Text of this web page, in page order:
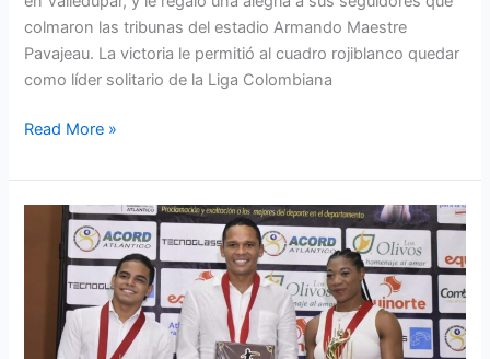
colmaron las tribunas del estadio Armando Maestre
Pavajeau. La victoria le permitió al cuadro rojiblanco quedar
como líder solitario de la Liga Colombiana
Read More »
Carlos
Bacca,
Francisco
Jaramillo
Angie